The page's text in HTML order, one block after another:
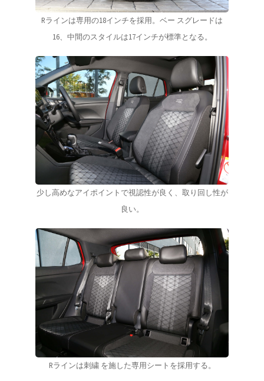
Rラインは専用の18インチを採用。ベー スグレードは
16、中間のスタイルは17インチが標準となる。
少し高めなアイポイントで視認性が良く、取り回し性が
良い。
Rラインは刺繍 を施した専用シートを採用する。